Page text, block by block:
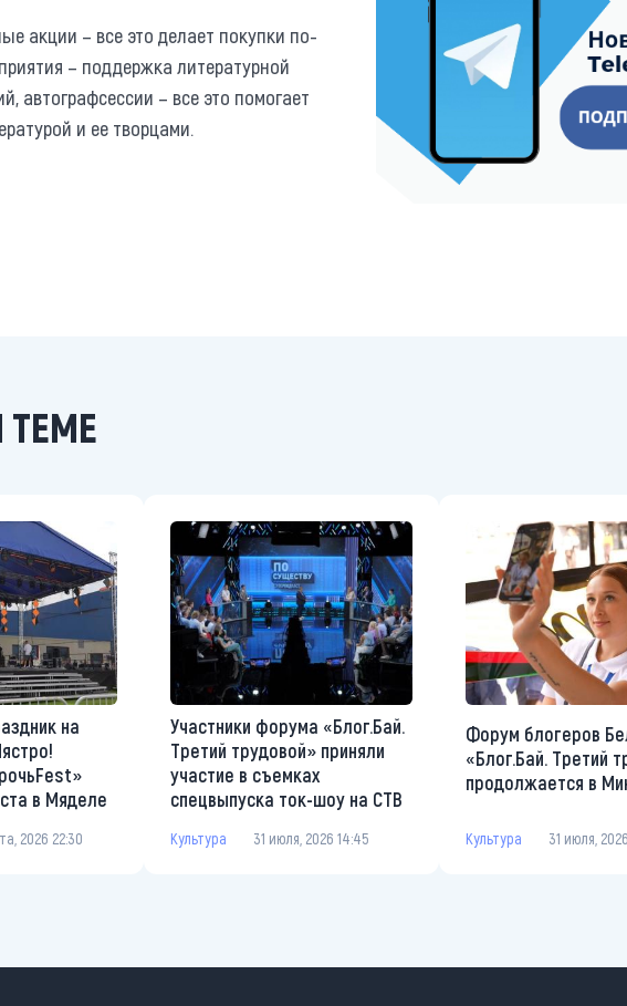
акции – все это делает покупки по-
– поддержка литературной
автографсессии – все это помогает
и ее творцами.
ТЕМЕ
на
в Мяделе
2026 22:30
Участники форума «Блог.Бай.
Третий трудовой» приняли
участие в съемках
спецвыпуска ток-шоу на СТВ
Культура 31 июля, 2026 14:45
Форум блогеров
«Блог.Бай. Третий
продолжается в
Культура 31 июля,